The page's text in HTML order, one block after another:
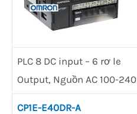
PLC 8 DC input – 6 rơ le
Output, Nguồn AC 100-240
CP1E-E40DR-A